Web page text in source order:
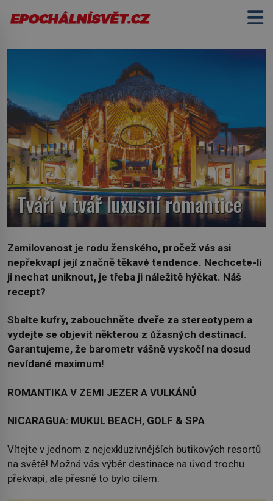
Tváří v tvář luxusní romantice
Zamilovanost je rodu ženského, pročež vás asi
nepřekvapí její značně těkavé tendence. Nechcete-li
ji nechat uniknout, je třeba ji náležitě hýčkat. Náš
recept?
Sbalte kufry, zabouchněte dveře za stereotypem a
vydejte se objevit některou z úžasných destinací.
Garantujeme, že barometr vášně vyskočí na dosud
nevídané maximum!
ROMANTIKA V ZEMI JEZER A VULKÁNŮ
NICARAGUA: MUKUL BEACH, GOLF & SPA
Vítejte v jednom z nejexkluzivnějších butikových resortů
na světě! Možná vás výběr destinace na úvod trochu
překvapí, ale přesně to bylo cílem.